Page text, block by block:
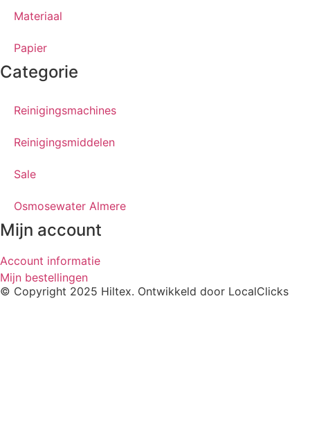
Materiaal
Papier
Categorie
Reinigingsmachines
Reinigingsmiddelen
Sale
Osmosewater Almere
Mijn account
Account informatie
Mijn bestellingen
© Copyright 2025 Hiltex. Ontwikkeld door LocalClicks